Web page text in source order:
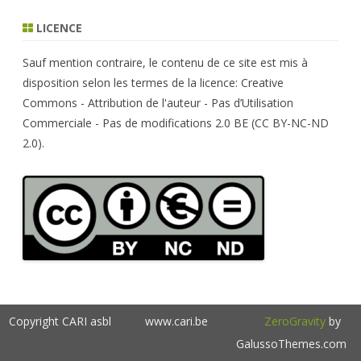
r
h
LICENCE
Sauf mention contraire, le contenu de ce site est mis à
disposition selon les termes de la licence: Creative
Commons - Attribution de l'auteur - Pas d’Utilisation
Commerciale - Pas de modifications 2.0 BE (CC BY-NC-ND
2.0).
Copyright CARI asbl www.cari.be ZeroGravityby
GalussoThemes.com